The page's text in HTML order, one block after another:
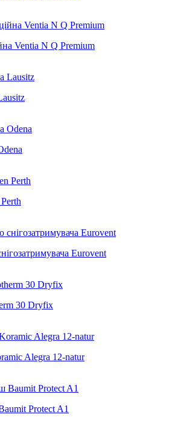
Ventia N Q Premium
Eurovent
30 Dryfix
Alegra 12-natur
Protect A1